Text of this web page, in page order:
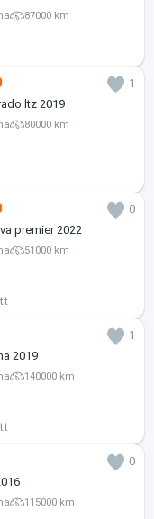
87000 km
1
ltz 2019
80000 km
0
premier 2022
51000 km
1
2019
140000 km
0
115000 km